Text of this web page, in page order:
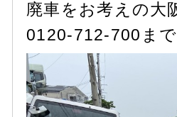
廃車をお考えの大
0120-712-700ま